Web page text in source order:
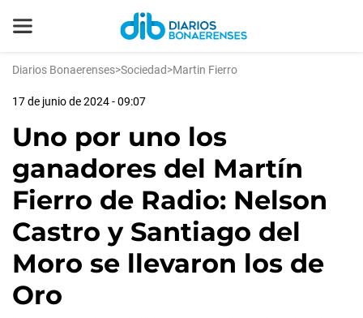
Diarios Bonaerenses>Sociedad>Martin Fierro
17 de junio de 2024 - 09:07
Uno por uno los
ganadores del Martín
Fierro de Radio: Nelson
Castro y Santiago del
Moro se llevaron los de
Oro